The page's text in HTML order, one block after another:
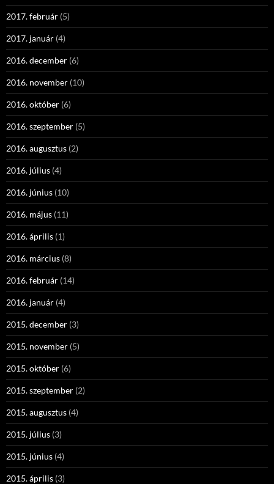
2017. február (5)
2017. január (4)
2016. december (6)
2016. november (10)
2016. október (6)
2016. szeptember (5)
2016. augusztus (2)
2016. július (4)
2016. június (10)
2016. május (11)
2016. április (1)
2016. március (8)
2016. február (14)
2016. január (4)
2015. december (3)
2015. november (5)
2015. október (6)
2015. szeptember (2)
2015. augusztus (4)
2015. július (3)
2015. június (4)
2015. április (3)